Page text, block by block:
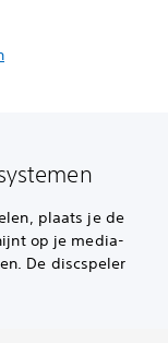
plaats je de
op je media-
De discspeler